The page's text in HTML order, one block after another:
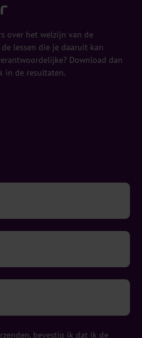
over het welzijn van de
lessen die je daaruit kan
Download dan
in de resultaten.
bevestig ik dat ik de